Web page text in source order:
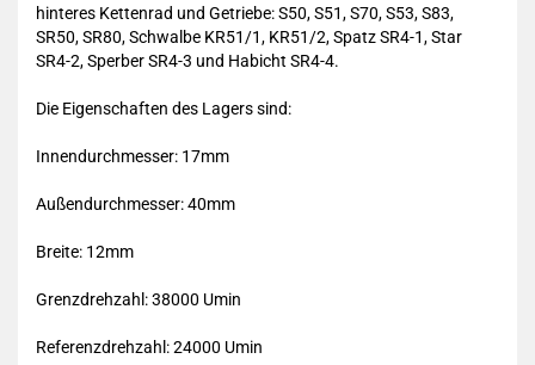
hinteres Kettenrad und Getriebe: S50, S51, S70, S53, S83,
SR50, SR80, Schwalbe KR51/1, KR51/2, Spatz SR4-1, Star
SR4-2, Sperber SR4-3 und Habicht SR4-4.
Die Eigenschaften des Lagers sind:
Innendurchmesser: 17mm
Außendurchmesser: 40mm
Breite: 12mm
Grenzdrehzahl: 38000 Umin
Referenzdrehzahl: 24000 Umin